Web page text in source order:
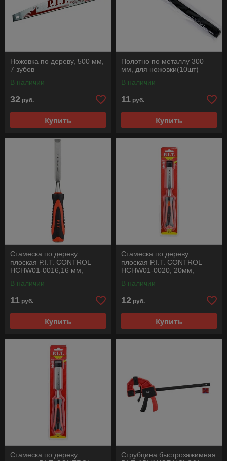
Ножовка по дереву, 500 мм,
7 зубов
В наличии
32 руб.
Купить
Полотно по металлу 300
мм, для ножовки(10шт)
В наличии
11 руб.
Купить
Стамеска по дереву
плоская P.I.T. CONTROL
HCHW01-0016,16 мм,
удар, CR-V
В наличии
11 руб.
Купить
Стамеска по дереву
плоская P.I.T. CONTROL
HCHW01-0020, 20мм,
CR-V
В наличии
12 руб.
Купить
Стамеска по дереву
Струбцина быстрозажимная